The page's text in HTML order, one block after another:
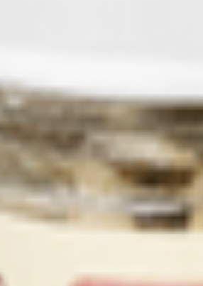
стерилизованные «Свинина с
из высококачественной
стерилизованные «Свинина с
с 8 месяцев. Упаковка
веществ. Срок годности
родителей, которые хотят